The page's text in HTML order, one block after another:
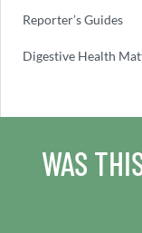
Reporter’s Guides
Digestive Health
WAS